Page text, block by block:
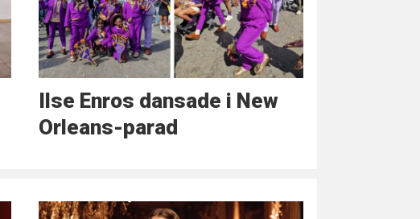
Ilse Enros dansade i New
Orleans-parad